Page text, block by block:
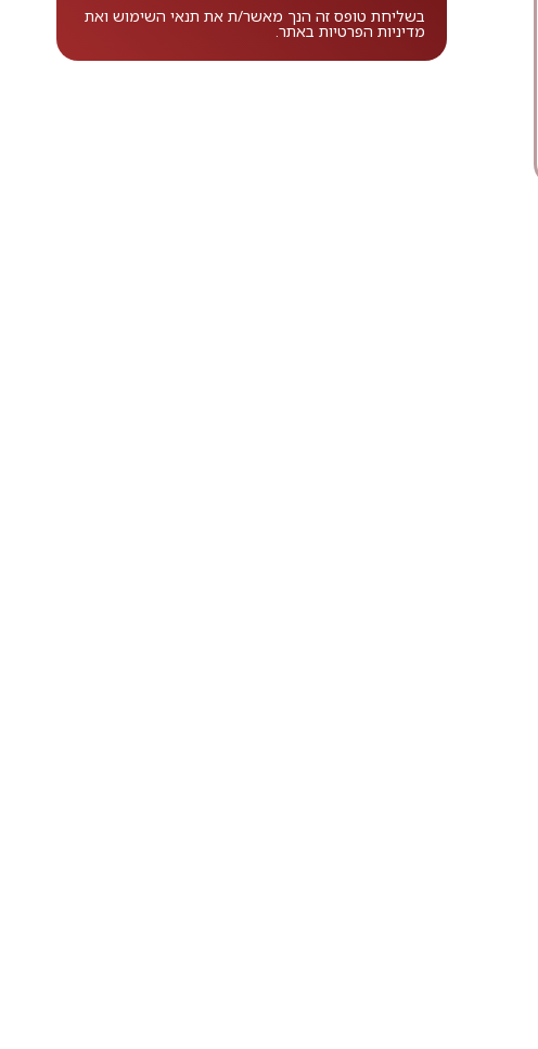
בשליחת טופס זה הנך מאשר/ת את תנאי השימושואת
מדיניות הפרטיותבאתר.